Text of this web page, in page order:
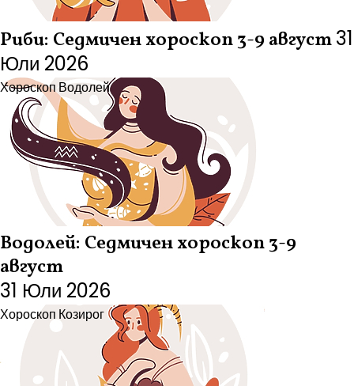
Риби: Седмичен хороскоп 3-9 август31
Юли 2026
ХороскопВодолей
Водолей: Седмичен хороскоп 3-9
август
31 Юли 2026
Хороскоп Козирог